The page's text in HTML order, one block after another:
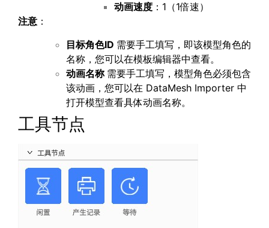
动画速度 ：1（1倍速）
注意 ：
目标角色ID 需要手工填写，即该模型角色的
名称，您可以在模板编辑器中查看。
动画名称 需要手工填写，模型角色必须包含
该动画，您可以在 DataMesh Importer 中
打开模型查看具体动画名称。
工具节点